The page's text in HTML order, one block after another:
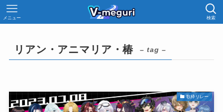
検索
メニュー
リアン・アニマリア・椿 – tag –
歌枠リレー